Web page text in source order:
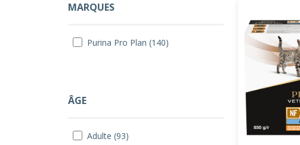
MARQUES
Purina Pro Plan (140)
ÂGE
Adulte (93)